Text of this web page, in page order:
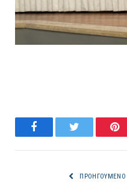
FacebookTwitter
ΠΡΟΗΓΟΎΜΕΝΟ